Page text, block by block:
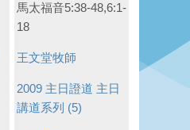
馬太福音5:38-48,6:1-
18
王文堂牧師
2009 主日證道 主日
講道系列 (5)